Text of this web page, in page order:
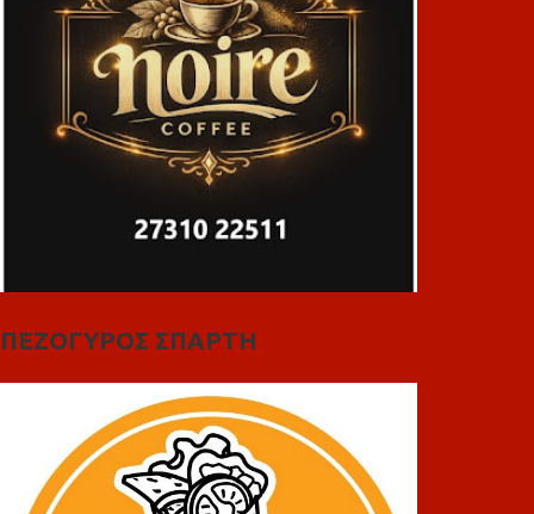
ΠΕΖΟΓΥΡΟΣ ΣΠΑΡΤΗ